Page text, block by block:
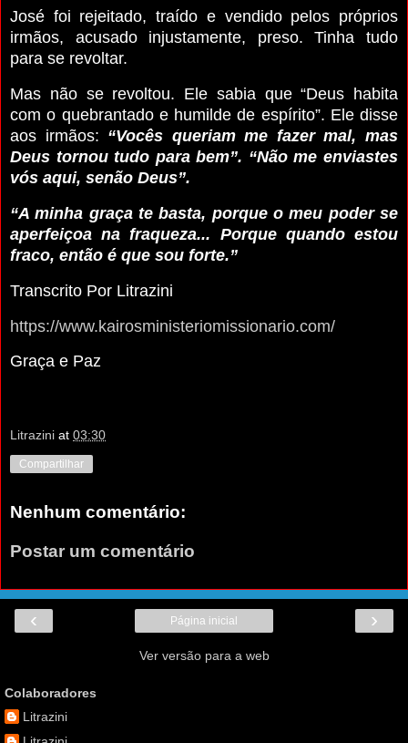
José foi rejeitado, traído e vendido pelos próprios
irmãos, acusado injustamente, preso. Tinha tudo
para se revoltar.
Mas não se revoltou. Ele sabia que “Deus habita
com o quebrantado e humilde de espírito”. Ele disse
aos irmãos: “Vocês queriam me fazer mal, mas
Deus tornou tudo para bem”. “Não me enviastes
vós aqui, senão Deus”.
“A minha graça te basta, porque o meu poder se
aperfeiçoa na fraqueza... Porque quando estou
fraco, então é que sou forte.”
Transcrito Por Litrazini
https://www.kairosministeriomissionario.com/
Graça e Paz
Litrazini at 03:30
Compartilhar
Nenhum comentário:
Postar um comentário
‹ ›
Página inicial
Ver versão para a web
Colaboradores
Litrazini